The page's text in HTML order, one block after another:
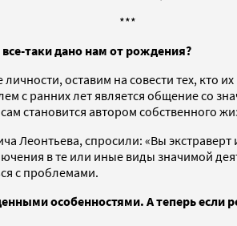
***
таки дано нам от рождения?
оставим на совести тех, кто
с ранних лет является общение со
становится автором собственного
Леонтьева, спросили: «Вы
в те или иные виды значимой
с проблемами.
особенностями. А теперь если